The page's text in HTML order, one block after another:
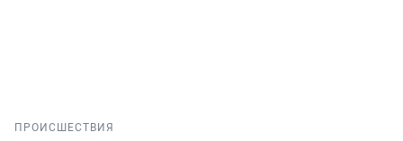
ПРОИСШЕСТВИЯ